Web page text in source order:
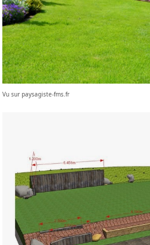
Vu sur paysagiste-fms.fr